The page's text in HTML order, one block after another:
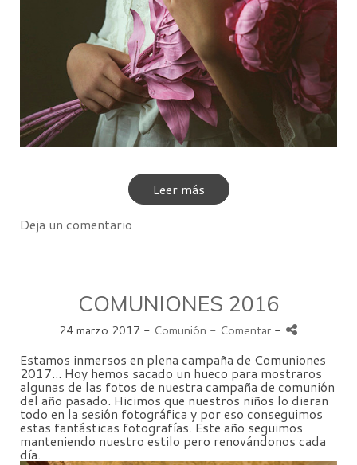
Leer más
Deja un comentario
COMUNIONES 2016
24 marzo 2017 - Comunión - Comentar -
Estamos inmersos en plena campaña de Comuniones
2017... Hoy hemos sacado un hueco para mostraros
algunas de las fotos de nuestra campaña de comunión
del año pasado. Hicimos que nuestros niños lo dieran
todo en la sesión fotográfica y por eso conseguimos
estas fantásticas fotografías. Este año seguimos
manteniendo nuestro estilo pero renovándonos cada
día.